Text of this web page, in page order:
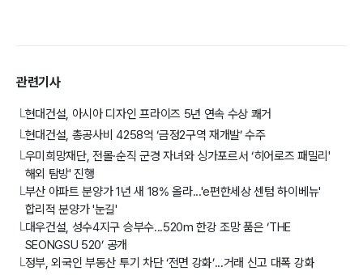
관련기사
└현대건설, 아시아 디자인 프라이즈 5년 연속 수상 쾌거
└현대건설, 총공사비 4258억 ‘금정2구역 재개발’ 수주
└우미희망재단, 전몰·순직 군경 자녀와 싱가포르서 ‘히어로즈 패밀리'
해외 탐방' 진행
└부산 아파트 분양가 1년 새 18% 올라...'e편한세상 센텀 하이베뉴'
합리적 분양가 '눈길'
└대우건설, 성수4지구 승부수...520m 한강 조망 품은 ‘THE
SEONGSU 520’ 공개
└정부, 외국인 부동산 투기 차단 ‘전면 강화’...거래 신고 대폭 강화